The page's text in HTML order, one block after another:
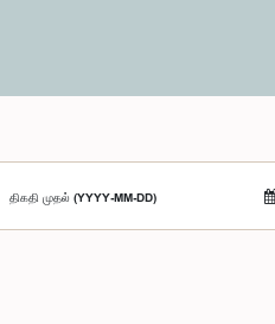
திகதி முதல் (YYYY-MM-DD)